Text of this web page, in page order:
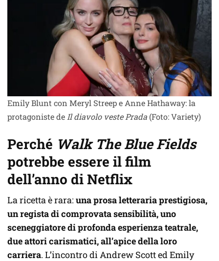
Emily Blunt con Meryl Streep e Anne Hathaway: la
protagoniste de Il diavolo veste Prada (Foto: Variety)
Perché Walk The Blue Fields
potrebbe essere il film
dell’anno di Netflix
La ricetta è rara: una prosa letteraria prestigiosa,
un regista di comprovata sensibilità, uno
sceneggiatore di profonda esperienza teatrale,
due attori carismatici, all’apice della loro
carriera. L’incontro di Andrew Scott ed Emily